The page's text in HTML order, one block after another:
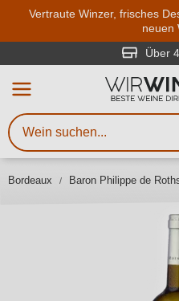
Vertraute Winzer, frisches
neuen
Über
Bordeaux Baron Philippe de
Weinsuche
Mindestens 3
Beschreiben
Sie suchen – ob
Region,